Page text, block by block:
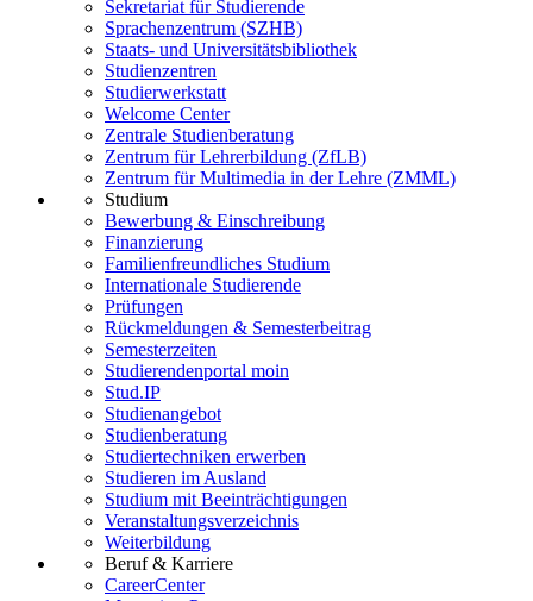
Sekretariat für Studierende
Sprachenzentrum (SZHB)
Staats- und Universitätsbibliothek
Studienzentren
Studierwerkstatt
Welcome Center
Zentrale Studienberatung
Zentrum für Lehrerbildung (ZfLB)
Zentrum für Multimedia in der Lehre (ZMML)
Studium
Bewerbung & Einschreibung
Finanzierung
Familienfreundliches Studium
Internationale Studierende
Prüfungen
Rückmeldungen & Semesterbeitrag
Semesterzeiten
Studierendenportal moin
Stud.IP
Studienangebot
Studienberatung
Studiertechniken erwerben
Studieren im Ausland
Studium mit Beeinträchtigungen
Veranstaltungsverzeichnis
Weiterbildung
Beruf & Karriere
CareerCenter